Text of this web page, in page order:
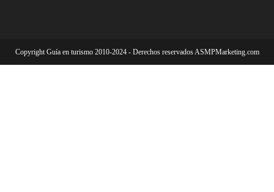
Copyright Guía en turismo 2010-2024 - Derechos reservados ASMPMarketing.com